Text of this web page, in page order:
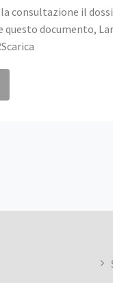
consultazione il
questo documento,